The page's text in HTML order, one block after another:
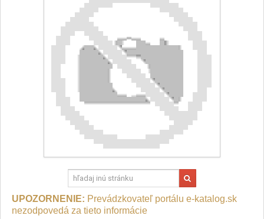
UPOZORNENIE: Prevádzkovateľ portálu e-katalog.sk
nezodpovedá za tieto informácie